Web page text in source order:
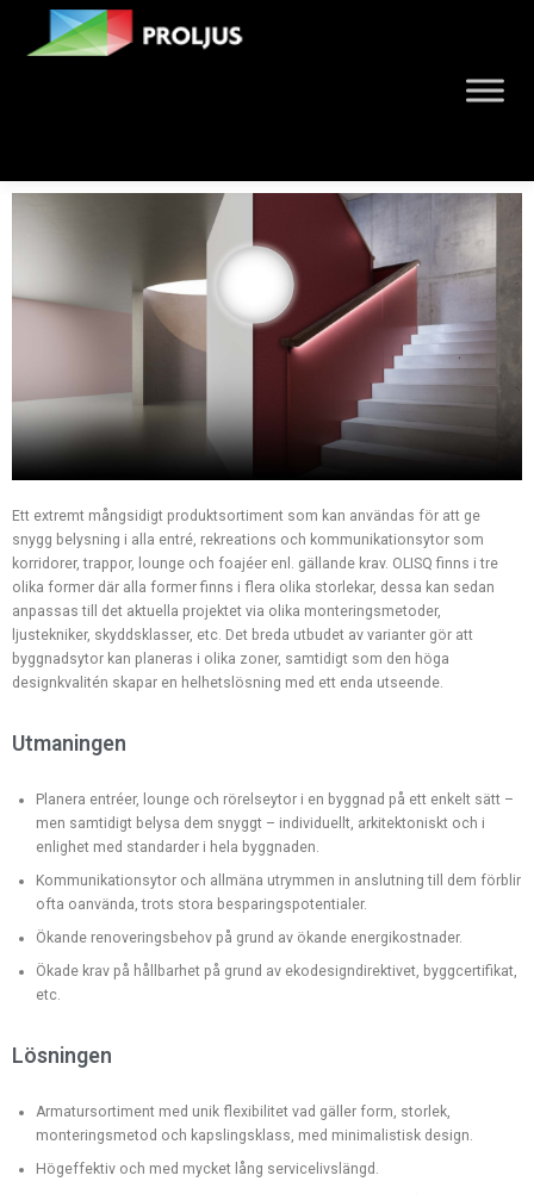
Ett extremt mångsidigt produktsortiment som kan användas för att ge
snygg belysning i alla entré, rekreations och kommunikationsytor som
korridorer, trappor, lounge och foajéer enl. gällande krav. OLISQ finns i tre
olika former där alla former finns i flera olika storlekar, dessa kan sedan
anpassas till det aktuella projektet via olika monteringsmetoder,
ljustekniker, skyddsklasser, etc. Det breda utbudet av varianter gör att
byggnadsytor kan planeras i olika zoner, samtidigt som den höga
designkvalitén skapar en helhetslösning med ett enda utseende.
Utmaningen
Planera entréer, lounge och rörelseytor i en byggnad på ett enkelt sätt –
men samtidigt belysa dem snyggt – individuellt, arkitektoniskt och i
enlighet med standarder i hela byggnaden.
Kommunikationsytor och allmäna utrymmen in anslutning till dem förblir
ofta oanvända, trots stora besparingspotentialer.
Ökande renoveringsbehov på grund av ökande energikostnader.
Ökade krav på hållbarhet på grund av ekodesigndirektivet, byggcertifikat,
etc.
Lösningen
Armatursortiment med unik flexibilitet vad gäller form, storlek,
monteringsmetod och kapslingsklass, med minimalistisk design.
Högeffektiv och med mycket lång servicelivslängd.